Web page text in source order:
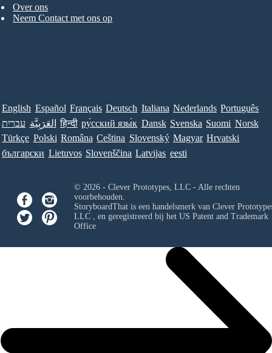
Over ons
Neem Contact met ons op
English Español Français Deutsch Italiana Nederlands Português
עברית العَرَبِيَّة हिन्दी ру́сский язы́к Dansk Svenska Suomi Norsk
Türkçe Polski Româna Ceština Slovenský Magyar Hrvatski
български Lietuvos Slovenščina Latvijas eesti
© 2026 - Clever Prototypes, LLC - Alle rechten
voorbehouden.
StoryboardThat is een handelsmerk van Clever
LLC, en geregistreerd bij het US Patent and Trademark
Office